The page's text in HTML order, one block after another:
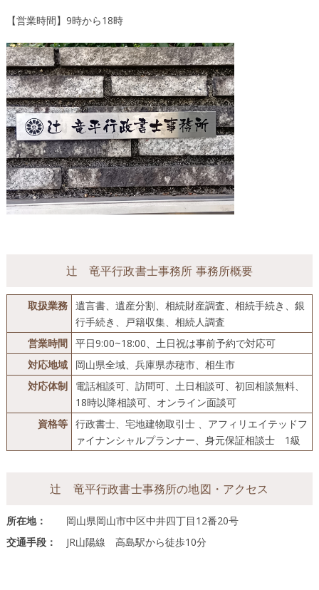
【営業時間】9時から18時
辻󠄀 竜平行政書士事務所 事務所概要
取扱業務 遺言書、遺産分割、相続財産調査、相続手続き、銀
行手続き、戸籍収集、相続人調査
営業時間 平日9:00~18:00、土日祝は事前予約で対応可
対応地域
岡山県全域、兵庫県赤穂市、相生市
対応体制
電話相談可、訪問可、土日相談可、初回相談無料、
18時以降相談可、オンライン面談可
資格等 行政書士、宅地建物取引士 、アフィリエイテッドフ
ァイナンシャルプランナー、身元保証相談士 1級
辻󠄀 竜平行政書士事務所の地図・アクセス
所在地：
岡山県岡山市中区中井四丁目12番20号
交通手段：
JR山陽線 高島駅から徒歩10分